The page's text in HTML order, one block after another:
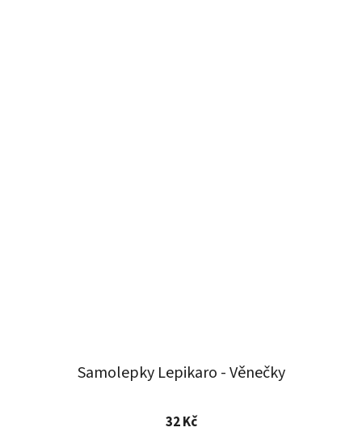
Samolepky Lepikaro - Věnečky
32 Kč